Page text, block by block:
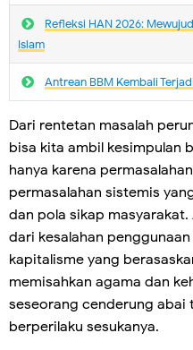
Refleksi HAN 2026:
Islam
Antrean BBM Kembali
Dari rentetan masalah
bisa kita ambil kesimpulan
hanya karena
permasalahan sistemis
dan pola sikap
dari kesalahan
kapitalisme yang
memisahkan agama dan
seseorang cenderung abai
berperilaku sesukanya.